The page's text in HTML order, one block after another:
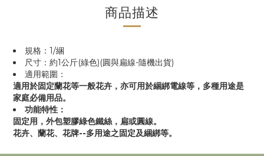
商品描述
規格：1/綑
尺寸：約1公斤(綠色)(圓與扁線-隨機出貨)
適用範圍：
適用於固定蘭花等一般花卉，亦可用於綑綁電線等，多種用途是
家庭必備用品。
功能特性：
固定用，外包塑膠綠色鐵絲，扁或圓線。
花卉、蘭花、花牌--多用途之固定及綑綁等。